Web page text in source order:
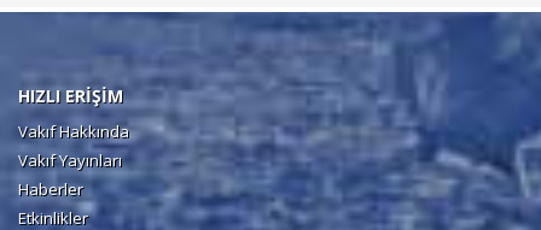
HIZLI ERİŞİM
Vakıf Hakkında
Vakıf Yayınları
Haberler
Etkinlikler